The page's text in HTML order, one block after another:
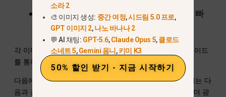
최대 요금제(초대 전용):확장된 제한과 빠
른 렌더링 포함
각 이미지 요청은향상된쿼리, 따라서 헤비 유저는 업그레이드
를 통해 이점을 얻을 수 있습니다.
다음에 비해ChatGPT플러스, 퍼플렉시티의 프로 요금제는 다
음과 같은 혜택을 제공합니다.
그리고 더 광
소라 2
🎨 이미지 생성: 중간 여정,시드림 5.0 프로,
GPT 이미지 2,나노 바나나 2
💬 AI 채팅: GPT-5.6,Claude Opus 5,클로드
소네트 5,Gemini 옴니,키미 K3
50% 할인 받기 - 지금 시작하기